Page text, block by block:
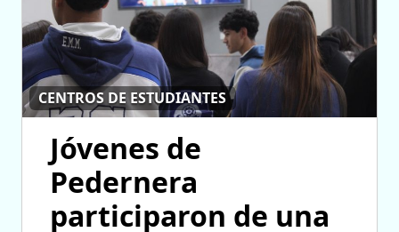
CENTROS DE ESTUDIANTES
Jóvenes de
Pedernera
participaron de una